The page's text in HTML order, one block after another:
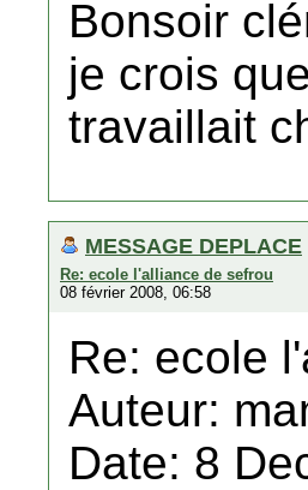
Bonsoir
je crois
travaillait
MESSAGE DEPLACE
Re: ecole l'alliance de sefrou
08 février 2008, 06:58
Re: ecole
Auteur:
Date: 8